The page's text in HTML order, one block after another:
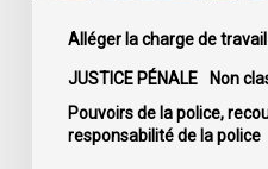
Alléger la charge de
JUSTICE PÉNALE
Non
Pouvoirs de la police,
responsabilité de la police
policière
Covid-